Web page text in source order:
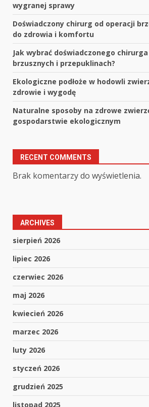
wygranej sprawy
Doświadczony chirurg od operacji
do zdrowia i komfortu
Jak wybrać doświadczonego
brzusznych i przepuklinach?
Ekologiczne podłoże w hodowli
zdrowie i wygodę
Naturalne sposoby na zdrowe
gospodarstwie ekologicznym
RECENT COMMENTS
Brak komentarzy do wyświetlenia.
ARCHIVES
sierpień 2026
lipiec 2026
czerwiec 2026
maj 2026
kwiecień 2026
marzec 2026
luty 2026
styczeń 2026
grudzień 2025
listopad 2025